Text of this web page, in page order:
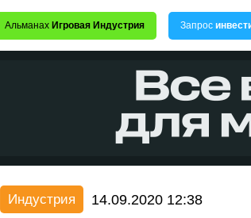
Альманах Игровая Индустрия Запрос
Индустрия 14.09.2020 12:38